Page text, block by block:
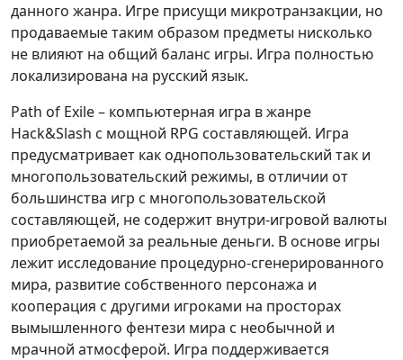
данного жанра. Игре присущи микротранзакции, но
продаваемые таким образом предметы нисколько
не влияют на общий баланс игры. Игра полностью
локализирована на русский язык.
Path of Exile – компьютерная игра в жанре
Hack&Slash c мощной RPG составляющей. Игра
предусматривает как однопользовательский так и
многопользовательский режимы, в отличии от
большинства игр с многопользовательской
составляющей, не содержит внутри-игровой валюты
приобретаемой за реальные деньги. В основе игры
лежит исследование процедурно-сгенерированного
мира, развитие собственного персонажа и
кооперация с другими игроками на просторах
вымышленного фентези мира с необычной и
мрачной атмосферой. Игра поддерживается